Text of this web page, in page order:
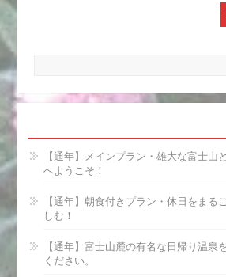
【通年】メインプラン・雄大な富士山
へようこそ！
【通年】朝食付きプラン・休日をまる
しむ！
【通年】富士山麓の有名な日帰り温泉
ください。